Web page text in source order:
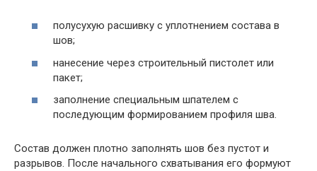
полусухую расшивку с уплотнением состава в
шов;
нанесение через строительный пистолет или
пакет;
заполнение специальным шпателем с
последующим формированием профиля шва.
Состав должен плотно заполнять шов без пустот и
разрывов. После начального схватывания его формуют